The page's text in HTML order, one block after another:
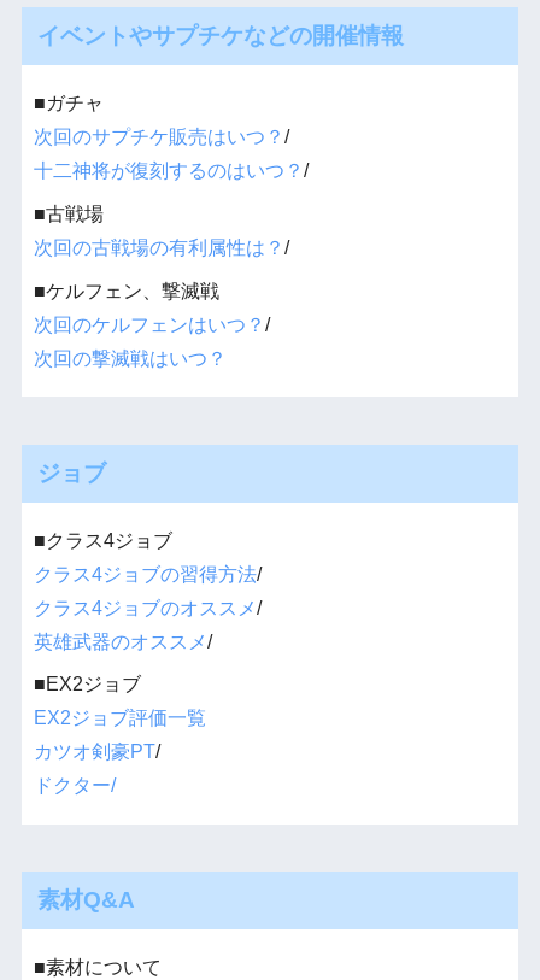
イベントやサプチケなどの開催情報
■ガチャ
次回のサプチケ販売はいつ？ /
十二神将が復刻するのはいつ？ /
■古戦場
次回の古戦場の有利属性は？ /
■ケルフェン、撃滅戦
次回のケルフェンはいつ？ /
次回の撃滅戦はいつ？
ジョブ
■クラス4ジョブ
クラス4ジョブの習得方法/
クラス4ジョブのオススメ/
英雄武器のオススメ/
■EX2ジョブ
EX2ジョブ評価一覧
カツオ剣豪PT/
ドクター/
素材Q&A
■素材について